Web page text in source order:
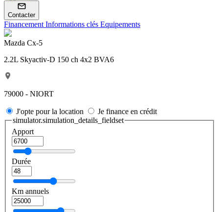
Contacter
Financement Informations clés Equipements
Mazda Cx-5
2.2L Skyactiv-D 150 ch 4x2 BVA6
79000 - NIORT
J'opte pour la location
Je finance en crédit
simulator.simulation_details_fieldset
Apport
Durée
Km annuels